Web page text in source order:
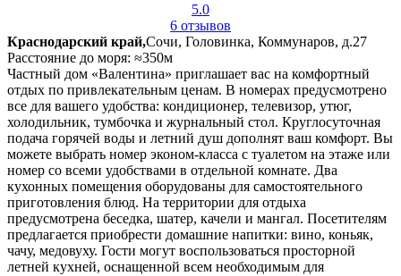
5.0
6 отзывов
Краснодарский край,Сочи, Головинка, Коммунаров, д.27
Расстояние до моря: ≈350м
Частный дом «Валентина» приглашает вас на комфортный
отдых по привлекательным ценам. В номерах предусмотрено
все для вашего удобства: кондиционер, телевизор, утюг,
холодильник, тумбочка и журнальный стол. Круглосуточная
подача горячей воды и летний душ дополнят ваш комфорт. Вы
можете выбрать номер эконом-класса с туалетом на этаже или
номер со всеми удобствами в отдельной комнате. Два
кухонных помещения оборудованы для самостоятельного
приготовления блюд. На территории для отдыха
предусмотрена беседка, шатер, качели и мангал. Посетителям
предлагается приобрести домашние напитки: вино, коньяк,
чачу, медовуху. Гости могут воспользоваться просторной
летней кухней, оснащенной всем необходимым для